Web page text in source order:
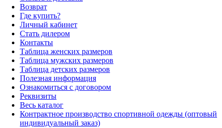
Возврат
Где купить?
Личный кабинет
Стать дилером
Контакты
Таблица женских размеров
Таблица мужских размеров
Таблица детских размеров
Полезная информация
Ознакомиться с договором
Реквизиты
Весь каталог
Контрактное производство спортивной одежды (оптовый
индивидуальный заказ)